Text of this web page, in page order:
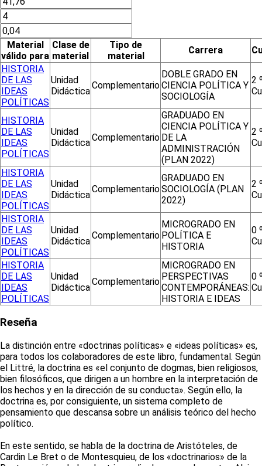
Material
válido para
Clase de
material
Tipo de
material
Carrera
HISTORIA
DE LAS
IDEAS
POLÍTICAS
Unidad
Didáctica
Complementario
DOBLE GRADO EN
CIENCIA POLÍTICA Y
SOCIOLOGÍA
2
HISTORIA
DE LAS
IDEAS
POLÍTICAS
Unidad
DidácticaComplementario
GRADUADO EN
CIENCIA POLÍTICA Y
DE LA
ADMINISTRACIÓN
(PLAN 2022)
2
HISTORIA
DE LAS
IDEAS
POLÍTICAS
Unidad
Didáctica
Complementario
GRADUADO EN
SOCIOLOGÍA (PLAN
2022)
2
HISTORIA
DE LAS
IDEAS
POLÍTICAS
Unidad
Didáctica
Complementario
MICROGRADO EN
POLÍTICA E
HISTORIA
0
HISTORIA
DE LAS
IDEAS
POLÍTICAS
Unidad
Didáctica
Complementario
MICROGRADO EN
PERSPECTIVAS
CONTEMPORÁNEAS:
HISTORIA E IDEAS
0
Reseña
La distinción entre «doctrinas políticas» e «ideas políticas» es,
para todos los colaboradores de este libro, fundamental. Según
el Littré, la doctrina es «el conjunto de dogmas, bien religiosos,
bien filosóficos, que dirigen a un hombre en la interpretación de
los hechos y en la dirección de su conducta». Según ello, la
doctrina es, por consiguiente, un sistema completo de
pensamiento que descansa sobre un análisis teórico del hecho
político.
En este sentido, se habla de la doctrina de Aristóteles, de
Cardin Le Bret o de Montesquieu, de los «doctrinarios» de la